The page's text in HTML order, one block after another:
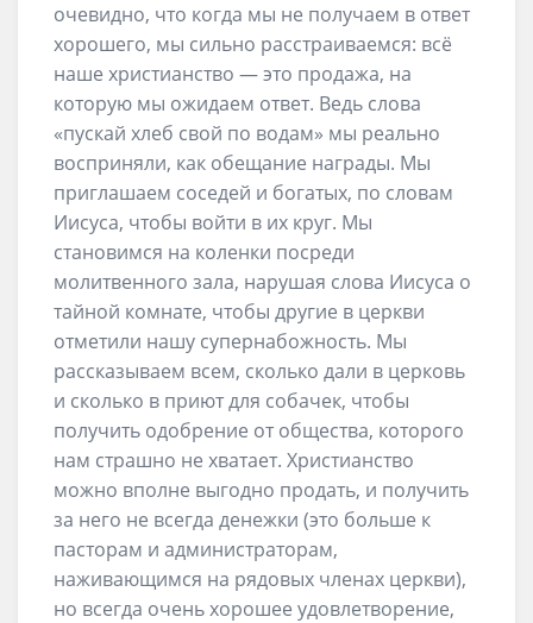
очевидно, что когда мы не получаем в ответ
хорошего, мы сильно расстраиваемся: всё
наше христианство — это продажа, на
которую мы ожидаем ответ. Ведь слова
«пускай хлеб свой по водам» мы реально
восприняли, как обещание награды. Мы
приглашаем соседей и богатых, по словам
Иисуса, чтобы войти в их круг. Мы
становимся на коленки посреди
молитвенного зала, нарушая слова Иисуса о
тайной комнате, чтобы другие в церкви
отметили нашу супернабожность. Мы
рассказываем всем, сколько дали в церковь
и сколько в приют для собачек, чтобы
получить одобрение от общества, которого
нам страшно не хватает. Христианство
можно вполне выгодно продать, и получить
за него не всегда денежки (это больше к
пасторам и администраторам,
наживающимся на рядовых членах церкви),
но всегда очень хорошее удовлетворение,